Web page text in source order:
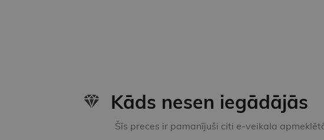
Kāds nesen iegādājās
Šīs preces ir pamanījuši citi e-veikala